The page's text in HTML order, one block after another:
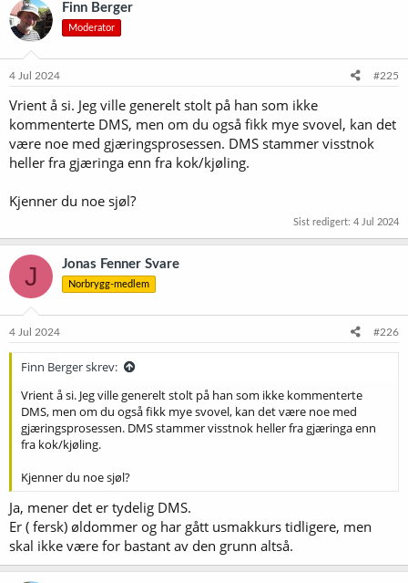
s
j
o
e
:
Finn Berger
Moderator
4 Jul 2024 #225
Vrient å si. Jeg ville generelt stolt på han som ikke
kommenterte DMS, men om du også fikk mye svovel, kan det
være noe med gjæringsprosessen. DMS stammer visstnok
heller fra gjæringa enn fra kok/kjøling.
Kjenner du noe sjøl?
Sist redigert: 4 Jul 2024
J Jonas Fenner Svare
Norbrygg-medlem
4 Jul 2024 #226
Finn Berger skrev:
Vrient å si. Jeg ville generelt stolt på han som ikke kommenterte
DMS, men om du også fikk mye svovel, kan det være noe med
gjæringsprosessen. DMS stammer visstnok heller fra gjæringa enn
fra kok/kjøling.
Kjenner du noe sjøl?
Ja, mener det er tydelig DMS.
Er ( fersk) øldommer og har gått usmakkurs tidligere, men
skal ikke være for bastant av den grunn altså.